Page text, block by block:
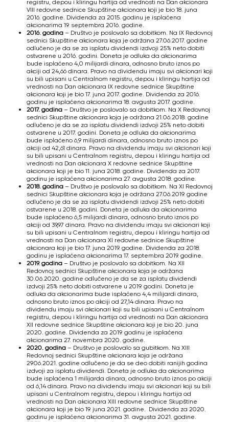
registru, depou i kliringu hartija od vrednosti na Dan akcionara
VIII redovne sednice Skupštine akcionara koji je bio 18. juna
2016. godine. Dividenda za 2015. godinu je isplaćena
akcionarima 19. septembra 2016. godine.
2016. godina – Društvo je poslovalo sa dobitkom. Na IX Redovnoj
sednici Skupštine akcionara koja je održana 27.06.2017. godine
odlučeno je da se za isplatu dividendi izdvoji 25% neto dobiti
ostvarene u 2016. godini. Doneta je odluka da akcionarima
bude isplaćeno 4,0 milijardi dinara, odnosno bruto iznos po
akciji od 24,66 dinara. Pravo na dividendu imaju svi akcionari koji
su bili upisani u Centralnom registru, depou i kliringu hartija od
vrednosti na Dan akcionara IX redovne sednice Skupštine
akcionara koji je bio 17. juna 2017. godine. Dividenda za 2016.
godinu je isplaćena akcionarima 18. avgusta 2017. godine.
2017. godina – Društvo je poslovalo sa dobitkom. Na X Redovnoj
sednici Skupštine akcionara koja je održana 21.06.2018. godine
odlučeno je da se za isplatu dividendi izdvoji 25% neto dobiti
ostvarene u 2017. godini. Doneta je odluka da akcionarima
bude isplaćeno 6,9 milijardi dinara, odnosno bruto iznos po
akciji od 42,61 dinara. Pravo na dividendu imaju svi akcionari koji
su bili upisani u Centralnom registru, depou i kliringu hartija od
vrednosti na Dan akcionara X redovne sednice Skupštine
akcionara koji je bio 11. juna 2018. godine. Dividenda za 2017.
godinu je isplaćena akcionarima 27. avgusta 2018. godine.
2018. godina – Društvo je poslovalo sa dobitkom. Na XI Redovnoj
sednici Skupštine akcionara koja je održana 27.06.2019. godine
odlučeno je da se za isplatu dividendi izdvoji 25% neto dobiti
ostvarene u 2018. godini. Doneta je odluka da akcionarima
bude isplaćeno 6,5 milijardi dinara, odnosno bruto iznos po
akciji od 39,97 dinara. Pravo na dividendu imaju svi akcionari koji
su bili upisani u Centralnom registru, depou i kliringu hartija od
vrednosti na Dan akcionara XI redovne sednice Skupštine
akcionara koji je bio 17. juna 2019. godine. Dividenda za 2018.
godinu je isplaćena akcionarima 17. septembra 2019. godine.
2019. godina – Društvo je poslovalo sa dobitkom. Na XII
Redovnoj sednici Skupštine akcionara koja je održana
30.06.2020. godine odlučeno je da se za isplatu dividendi
izdvoji 25% neto dobiti ostvarene u 2019. godini. Doneta je
odluka da akcionarima bude isplaćeno 4,4 milijardi dinara,
odnosno bruto iznos po akciji od 27,14 dinara. Pravo na
dividendu imaju svi akcionari koji su bili upisani u Centralnom
registru, depou i kliringu hartija od vrednosti na Dan akcionara
XII redovne sednice Skupštine akcionara koji je bio 20. juna
2020. godine. Dividenda za 2019. godinu je isplaćena
akcionarima 27. novembra 2020. godine.
2020. godina – Društvo je poslovalo sa gubitkom. Na XIII
Redovnoj sednici Skupštine akcionara koja je održana
29.06.2021. godine odlučeno je da se deo dobiti ranijih godina
izdvoji za isplatu dividendi. Doneta je odluka da akcionarima
bude isplaćenа 1 milijarda dinara, odnosno bruto iznos po akciji
od 6,14 dinara. Pravo na dividendu imaju svi akcionari koji su bili
upisani u Centralnom registru, depou i kliringu hartija od
vrednosti na Dan akcionara XIII redovne sednice Skupštine
akcionara koji je bio 19. juna 2021. godine. Dividenda za 2020.
godinu je isplaćena akcionarima 31. avgusta 2021. godine.